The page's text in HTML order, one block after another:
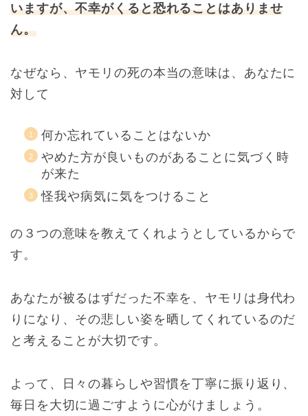
いますが、不幸がくると恐れることはありませ
ん。
なぜなら、ヤモリの死の本当の意味は、あなたに
対して
何か忘れていることはないか
やめた方が良いものがあることに気づく時
が来た
怪我や病気に気をつけること
の３つの意味を教えてくれようとしているからで
す。
あなたが被るはずだった不幸を、ヤモリは身代わ
りになり、その悲しい姿を晒してくれているのだ
と考えることが大切です。
よって、日々の暮らしや習慣を丁寧に振り返り、
毎日を大切に過ごすように心がけましょう。